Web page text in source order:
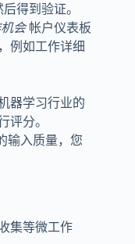
后得到验证。
会 帐户仪表板
例如工作详细
器学习行业的
评分。
输入质量，您
集等微工作